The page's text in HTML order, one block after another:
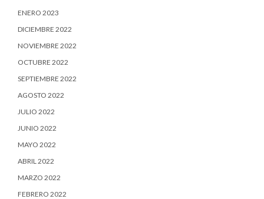
ENERO 2023
DICIEMBRE 2022
NOVIEMBRE 2022
OCTUBRE 2022
SEPTIEMBRE 2022
AGOSTO 2022
JULIO 2022
JUNIO 2022
MAYO 2022
ABRIL 2022
MARZO 2022
FEBRERO 2022